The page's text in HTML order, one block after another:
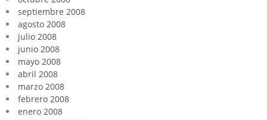
septiembre 2008
agosto 2008
julio 2008
junio 2008
mayo 2008
abril 2008
marzo 2008
febrero 2008
enero 2008